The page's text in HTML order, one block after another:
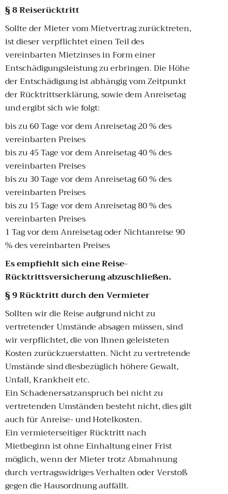
§ 8 Reiserücktritt
Sollte der Mieter vom Mietvertrag zurücktreten,
ist dieser verpflichtet einen Teil des
vereinbarten Mietzinses in Form einer
Entschädigungsleistung zu erbringen. Die Höhe
der Entschädigung ist abhängig vom Zeitpunkt
der Rücktrittserklärung, sowie dem Anreisetag
und ergibt sich wie folgt:
bis zu 60 Tage vor dem Anreisetag 20 % des
vereinbarten Preises
bis zu 45 Tage vor dem Anreisetag 40 % des
vereinbarten Preises
bis zu 30 Tage vor dem Anreisetag 60 % des
vereinbarten Preises
bis zu 15 Tage vor dem Anreisetag 80 % des
vereinbarten Preises
1 Tag vor dem Anreisetag oder Nichtanreise 90
% des vereinbarten Preises
Es empfiehlt sich eine Reise-
Rücktrittsversicherung abzuschließen.
§ 9 Rücktritt durch den Vermieter
Sollten wir die Reise aufgrund nicht zu
vertretender Umstände absagen müssen, sind
wir verpflichtet, die von Ihnen geleisteten
Kosten zurückzuerstatten. Nicht zu vertretende
Umstände sind diesbezüglich höhere Gewalt,
Unfall, Krankheit etc.
Ein Schadenersatzanspruch bei nicht zu
vertretenden Umständen besteht nicht, dies gilt
auch für Anreise- und Hotelkosten.
Ein vermieterseitiger Rücktritt nach
Mietbeginn ist ohne Einhaltung einer Frist
möglich, wenn der Mieter trotz Abmahnung
durch vertragswidriges Verhalten oder Verstoß
gegen die Hausordnung auffällt.